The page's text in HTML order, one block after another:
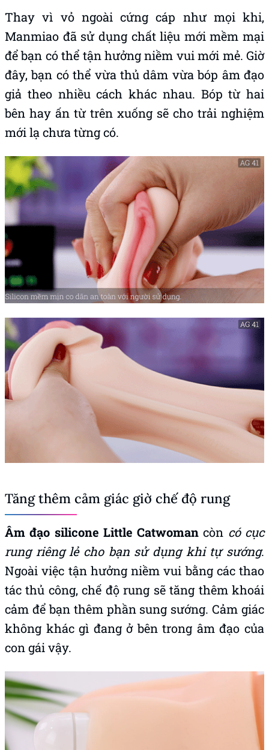
Thay vì vỏ ngoài cứng cáp như mọi khi,
Manmiao đã sử dụng chất liệu mới mềm mại
để bạn có thể tận hưởng niềm vui mới mẻ. Giờ
đây, bạn có thể vừa thủ dâm vừa bóp âm đạo
giả theo nhiều cách khác nhau. Bóp từ hai
bên hay ấn từ trên xuống sẽ cho trải nghiệm
mới lạ chưa từng có.
Tăng thêm cảm giác giờ chế độ rung
Âm đạo silicone Little Catwoman còn có cục
rung riêng lẻ cho bạn sử dụng khi tự sướng.
Ngoài việc tận hưởng niềm vui bằng các thao
tác thủ công, chế độ rung sẽ tăng thêm khoái
cảm để bạn thêm phần sung sướng. Cảm giác
không khác gì đang ở bên trong âm đạo của
con gái vậy.